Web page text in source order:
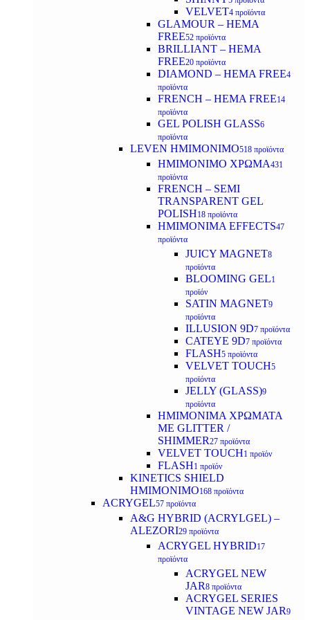
VELVET4 προϊόντα
GLAMOUR – HEMA
FREE52 προϊόντα
BRILLIANT – HEMA
FREE20 προϊόντα
DIAMOND – HEMA FREE4
προϊόντα
FRENCH – HEMA FREE14
προϊόντα
GEL POLISH GLASS6
προϊόντα
LEVEN ΗΜΙΜΟΝΙΜΟ518 προϊόντα
ΗΜΙΜΟΝΙΜΟ ΧΡΩΜΑ431
προϊόντα
FRENCH – SEMI
TRANSPARENT GEL
POLISH18 προϊόντα
HMIMONIMA EFFECTS47
προϊόντα
JUICY MAGNET8
προϊόντα
BLOOMING GEL1
προϊόν
SATIN MAGNET9
προϊόντα
ILLUSION 9D7 προϊόντα
CATEYE 9D7 προϊόντα
FLASH5 προϊόντα
VELVET TOUCH5
προϊόντα
JELLY (GLASS)9
προϊόντα
ΗΜΙΜΟΝΙΜA ΧΡΩΜΑΤΑ
ΜΕ GLITTER /
SHIMMER27 προϊόντα
VELVET TOUCH1 προϊόν
FLASH1 προϊόν
KINETICS SHIELD
ΗΜΙΜΟΝΙΜΟ168 προϊόντα
ACRYGEL57 προϊόντα
A&G HYBRID (ACRYLGEL) –
ALEZORI29 προϊόντα
ACRYGEL HYBRID17
προϊόντα
ACRYGEL NEW
JAR8 προϊόντα
ACRYGEL SERIES
VINTAGE NEW JAR9